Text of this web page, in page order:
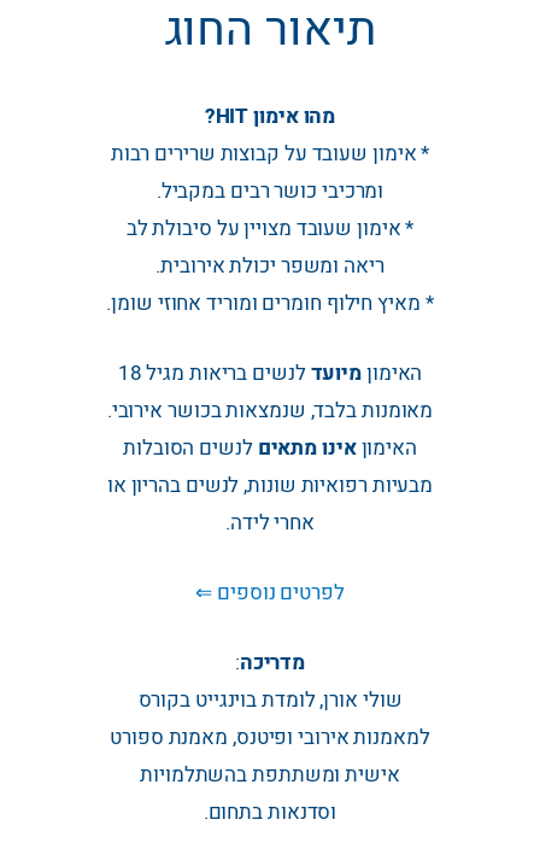
תיאור החוג
מהו אימון HIT?
* אימון שעובד על קבוצות שרירים רבות
ומרכיבי כושר רבים במקביל.
* אימון שעובד מצויין על סיבולת לב
ריאה ומשפר יכולת אירובית.
* מאיץ חילוף חומרים ומוריד אחוזי שומן.
האימוןמיועד
לנשים בריאות מגיל 18
מאומנות בלבד, שנמצאות בכושר אירובי.
האימוןאינו מתאים לנשים הסובלות
מבעיות רפואיות שונות, לנשים בהריון או
אחרי לידה.
לפרטים נוספים ⇐
מדריכה:
שולי אורן, לומדת בוינגייט בקורס
למאמנות אירובי ופיטנס, מאמנת ספורט
אישית ומשתתפת בהשתלמויות
וסדנאות בתחום.